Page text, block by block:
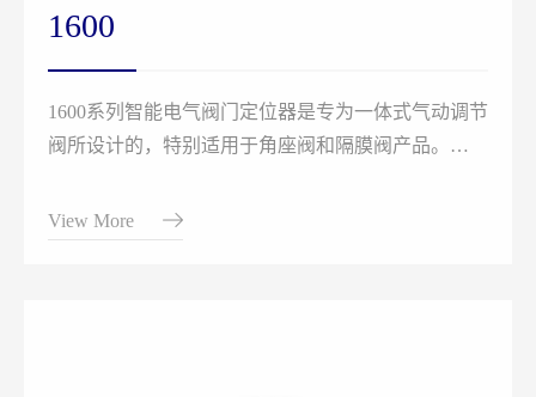
1600
1600系列智能电气阀门定位器是专为一体式气动调节
阀所设计的，特别适用于角座阀和隔膜阀产品。
和按键面板进行操作。
定位器可通过检测位移传感器信号，对阀位进行快速
View More